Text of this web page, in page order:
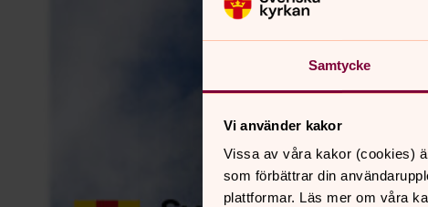
Samtycke
Vi använder kakor
Vissa av våra kakor (cookies)
som förbättrar din
plattformar. Läs mer om våra